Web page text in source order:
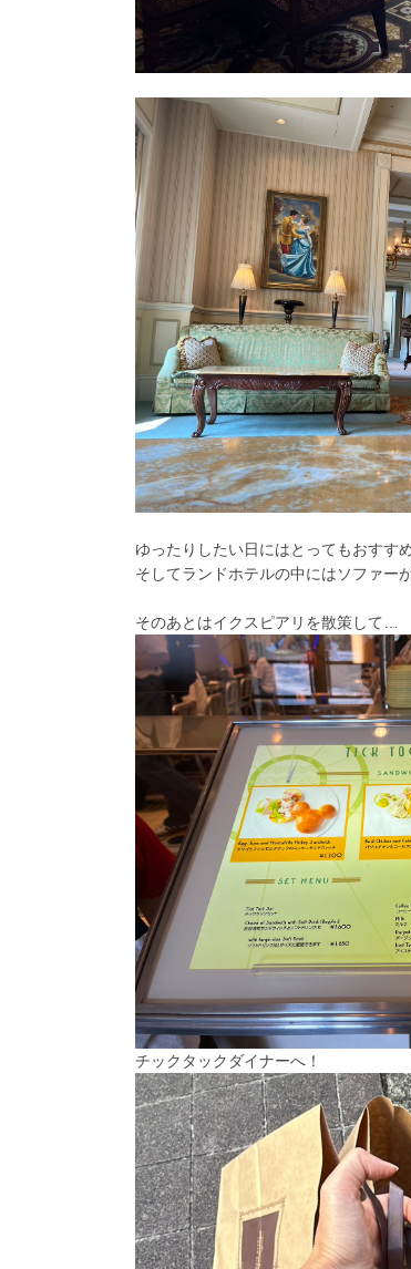
ゆったりしたい日にはとってもおすす
そしてランドホテルの中にはソファー
そのあとはイクスピアリを散策して…
チックタックダイナーへ！